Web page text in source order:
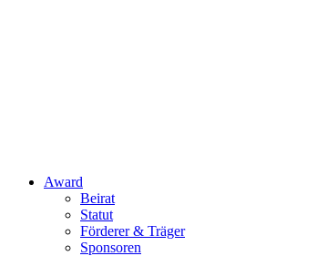
Award
Beirat
Statut
Förderer & Träger
Sponsoren